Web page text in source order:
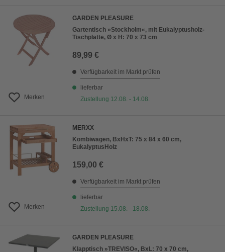
Merken
GARDEN PLEASURE
Gartentisch »Stockholm«, mit Eukalyptusholz-
Tischplatte, Ø x H: 70 x 73 cm
89,99 €
Verfügbarkeit im Markt prüfen
lieferbar
Zustellung 12.08. - 14.08.
Merken
MERXX
Kombiwagen, BxHxT: 75 x 84 x 60 cm,
EukalyptusHolz
159,00 €
Verfügbarkeit im Markt prüfen
lieferbar
Zustellung 15.08. - 18.08.
GARDEN PLEASURE
Klapptisch »TREVISO«, BxL: 70 x 70 cm,